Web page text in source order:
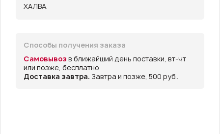
ХАЛВА.
Способы получения заказа
Самовывоз в ближайший день поставки, вт-чт
или позже, бесплатно
Доставка завтра. Завтра и позже, 500 руб..